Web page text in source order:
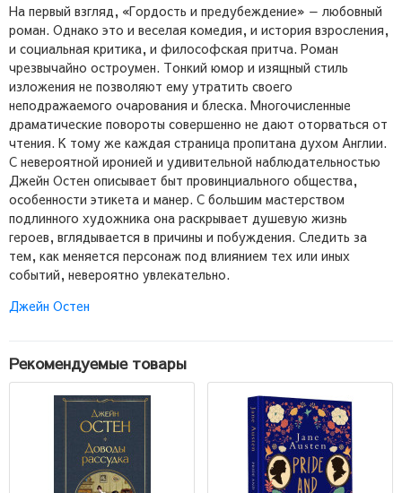
На первый взгляд, «Гордость и предубеждение» — любовный
роман. Однако это и веселая комедия, и история взросления,
и социальная критика, и философская притча. Роман
чрезвычайно остроумен. Тонкий юмор и изящный стиль
изложения не позволяют ему утратить своего
неподражаемого очарования и блеска. Многочисленные
драматические повороты совершенно не дают оторваться от
чтения. К тому же каждая страница пропитана духом Англии.
С невероятной иронией и удивительной наблюдательностью
Джейн Остен описывает быт провинциального общества,
особенности этикета и манер. С большим мастерством
подлинного художника она раскрывает душевую жизнь
героев, вглядывается в причины и побуждения. Следить за
тем, как меняется персонаж под влиянием тех или иных
событий, невероятно увлекательно.
Джейн Остен
Рекомендуемые товары